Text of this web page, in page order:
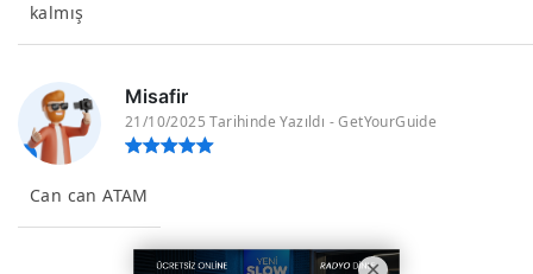
kalmış
Misafir
21/10/2025 Tarihinde Yazıldı - GetYourGuide
Can can ATAM